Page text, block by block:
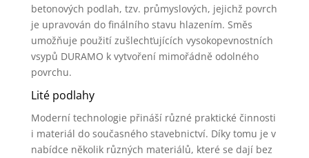
betonových podlah, tzv. průmyslových, jejichž povrch
je upravován do finálního stavu hlazením. Směs
umožňuje použití zušlechťujících vysokopevnostních
vsypů DURAMO k vytvoření mimořádně odolného
povrchu.
Lité podlahy
Moderní technologie přináší různé praktické činnosti
i materiál do současného stavebnictví. Díky tomu je v
nabídce několik různých materiálů, které se dají bez